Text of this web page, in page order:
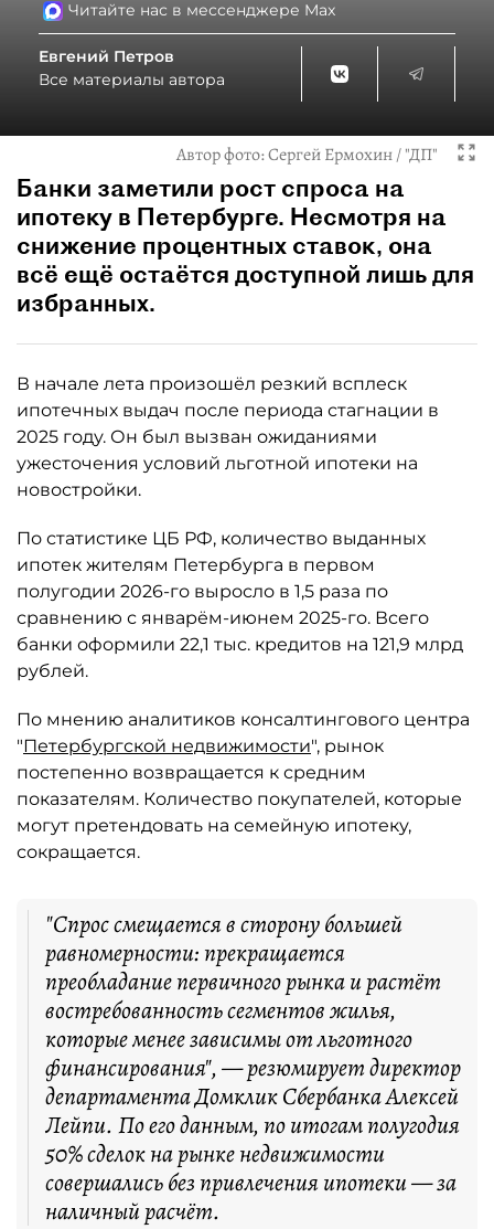
Читайте нас в мессенджере Max
Евгений Петров
Все материалы автора
Автор фото:Сергей Ермохин / "ДП"
Банки заметили рост спроса на
ипотеку в Петербурге. Несмотря на
снижение процентных ставок, она
всё ещё остаётся доступной лишь для
избранных.
В начале лета произошёл резкий всплеск
ипотечных выдач после периода стагнации в
2025 году. Он был вызван ожиданиями
ужесточения условий льготной ипотеки на
новостройки.
По статистике ЦБ РФ, количество выданных
ипотек жителям Петербурга в первом
полугодии 2026-го выросло в 1,5 раза по
сравнению с январём-июнем 2025-го. Всего
банки оформили 22,1 тыс. кредитов на 121,9 млрд
рублей.
По мнению аналитиков консалтингового центра
"Петербургской недвижимости", рынок
постепенно возвращается к средним
показателям. Количество покупателей, которые
могут претендовать на семейную ипотеку,
сокращается.
"Спрос смещается в сторону большей
равномерности: прекращается
преобладание первичного рынка и растёт
востребованность сегментов жилья,
которые менее зависимы от льготного
финансирования", — резюмирует директор
департамента Домклик Сбербанка Алексей
Лейпи. По его данным, по итогам полугодия
50% сделок на рынке недвижимости
совершались без привлечения ипотеки — за
наличный расчёт.